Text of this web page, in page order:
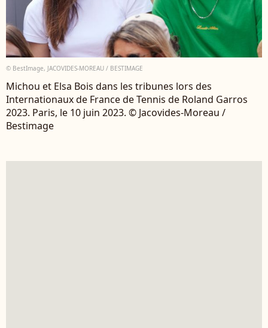
© BestImage, JACOVIDES-MOREAU / BESTIMAGE
Michou et Elsa Bois dans les tribunes lors des
Internationaux de France de Tennis de Roland Garros
2023. Paris, le 10 juin 2023. © Jacovides-Moreau /
Bestimage